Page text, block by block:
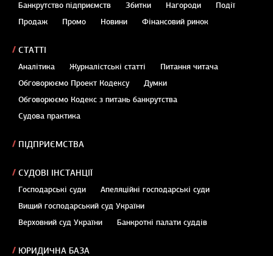
Банкрутство підприємств
Збитки Нагороди
Події
Продаж
Промо Новини Фінансовий ринок
СТАТТІ
Аналітика Журналістські статті
Питання читача
Обговорюємо Проект Кодексу
Думки
Обговорюємо Кодекс з питань банкрутства
Судова практика
ПІДПРИЄМСТВА
СУДОВІ ІНСТАНЦІЇ
Господарські суди
Апеляційні господарські суди
Вищий господарський суд України
Верховний суд України
Банкротні палати суддів
ЮРИДИЧНА БАЗА